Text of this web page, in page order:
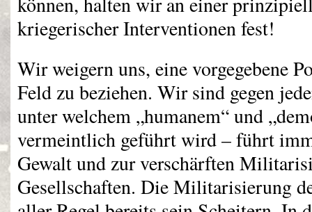
kriegerischer Interventionen fest!
Wir weigern uns, eine vorgegebene
Feld zu beziehen. Wir sind gegen
unter welchem „humanem“ und
vermeintlich geführt wird – führt
Gewalt und zur verschärften
Gesellschaften. Die Militarisierung